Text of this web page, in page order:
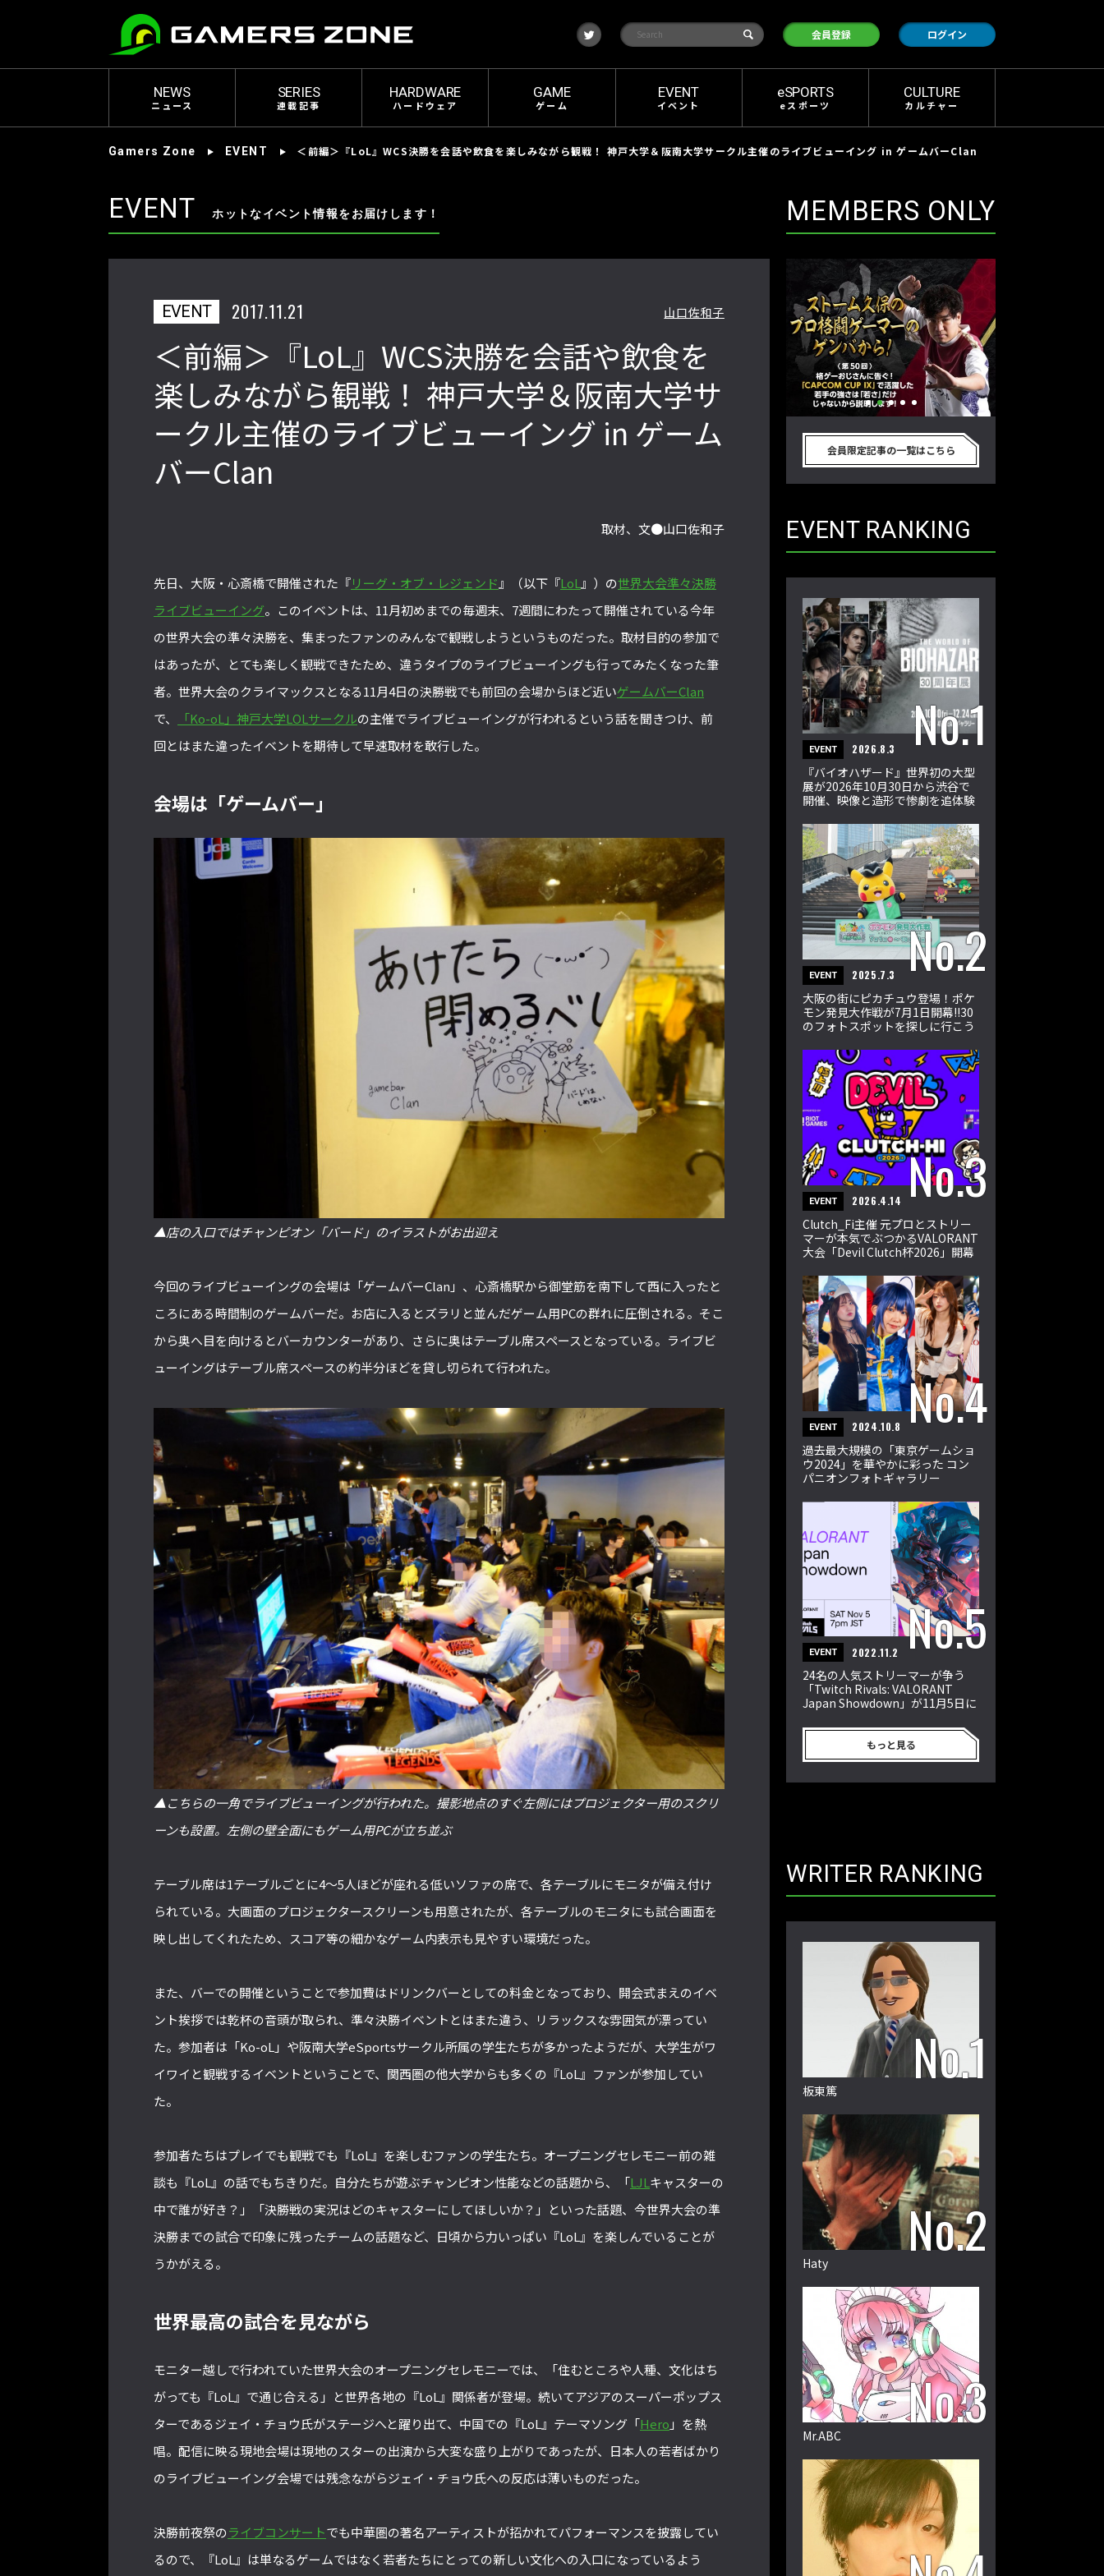
t
w
i
t
検
会員登録 ログイン
NEWS
ニュース
SERIES
連載記事
HARDWARE
ハードウェア
GAME
ゲーム
EVENT
イベント
eSPORTS
eスポーツ
CULTURE
カルチャー
Gamers Zone EVENT ＜前編＞『LoL』WCS決勝を会話や飲食を楽しみながら観戦！ 神戸大学＆阪南大学サークル主催のライブビューイング in ゲームバーClan
EVENT ホットなイベント情報をお届けします！
EVENT 2017.11.21 山口佐和子
＜前編＞『LoL』WCS決勝を会話や飲食を
楽しみながら観戦！ 神戸大学＆阪南大学サ
ークル主催のライブビューイング in ゲーム
バーClan
取材、文●山口佐和子
先日、大阪・心斎橋で開催された『リーグ・オブ・レジェンド 』（以下『LoL 』）の世界大会準々決勝
ライブビューイング。このイベントは、11月初めまでの毎週末、7週間にわたって開催されている今年
の世界大会の準々決勝を、集まったファンのみんなで観戦しようというものだった。取材目的の参加で
はあったが、とても楽しく観戦できたため、違うタイプのライブビューイングも行ってみたくなった筆
者。世界大会のクライマックスとなる11月4日の決勝戦でも前回の会場からほど近いゲームバーClan
で、
「Ko-oL」神戸大学LOLサークルの主催でライブビューイングが行われるという話を聞きつけ、前
回とはまた違ったイベントを期待して早速取材を敢行した。
会場は「ゲームバー」
▲店の入口ではチャンピオン「バード」のイラストがお出迎え
今回のライブビューイングの会場は「ゲームバーClan」、心斎橋駅から御堂筋を南下して西に入ったと
ころにある時間制のゲームバーだ。お店に入るとズラリと並んだゲーム用PCの群れに圧倒される。そこ
から奥へ目を向けるとバーカウンターがあり、さらに奥はテーブル席スペースとなっている。ライブビ
ューイングはテーブル席スペースの約半分ほどを貸し切られて行われた。
▲こちらの一角でライブビューイングが行われた。撮影地点のすぐ左側にはプロジェクター用のスクリ
ーンも設置。左側の壁全面にもゲーム用PCが立ち並ぶ
テーブル席は1テーブルごとに4～5人ほどが座れる低いソファの席で、各テーブルにモニタが備え付け
られている。大画面のプロジェクタースクリーンも用意されたが、各テーブルのモニタにも試合画面を
映し出してくれたため、スコア等の細かなゲーム内表示も見やすい環境だった。
また、バーでの開催ということで参加費はドリンクバーとしての料金となっており、開会式まえのイベ
ント挨拶では乾杯の音頭が取られ、準々決勝イベントとはまた違う、リラックスな雰囲気が漂ってい
た。参加者は「Ko-oL」や阪南大学eSportsサークル所属の学生たちが多かったようだが、大学生がワ
イワイと観戦するイベントということで、関西圏の他大学からも多くの『LoL』ファンが参加してい
た。
参加者たちはプレイでも観戦でも『LoL』を楽しむファンの学生たち。オープニングセレモニー前の雑
談も『LoL』の話でもちきりだ。自分たちが遊ぶチャンピオン性能などの話題から、「LJL キャスターの
中で誰が好き？」「決勝戦の実況はどのキャスターにしてほしいか？」といった話題、今世界大会の準
決勝までの試合で印象に残ったチームの話題など、日頃から力いっぱい『LoL』を楽しんでいることが
うかがえる。
世界最高の試合を見ながら
モニター越しで行われていた世界大会のオープニングセレモニーでは、「住むところや人種、文化はち
がっても『LoL』で通じ合える」と世界各地の『LoL』関係者が登場。続いてアジアのスーパーポップス
ターであるジェイ・チョウ氏がステージへと躍り出て、中国での『LoL』テーマソング「Hero 」を熱
唱。配信に映る現地会場は現地のスターの出演から大変な盛り上がりであったが、日本人の若者ばかり
のライブビューイング会場では残念ながらジェイ・チョウ氏への反応は薄いものだった。
決勝前夜祭のライブコンサートでも中華圏の著名アーティストが招かれてパフォーマンスを披露してい
るので、『LoL』は単なるゲームではなく若者たちにとっての新しい文化への入口になっているよう
MEMBERS ONLY
2022年最後の懺悔！ 「ストリートフ
ァイターリーグ 2022」最終節を終え
て吐露したいこと【ストーム久保のプ
「ストリートファイターリーグ
2022」前半戦の反省文を見てほし
『ストV』PS4版とPC版は別のゲーム
性！ 大会での向き合い方を真剣に考
CUP IX」で活躍した若手の強さは
「若さ」だけじゃないから説明しま
格ゲーおじさんに告ぐ！「CAPCOM
CUP IX」で活躍した若手の強さは
す！【ストーム久保のプロ格闘ゲーマ
ーのゲンバから！ 第50回】
会員限定記事の一覧はこちら
EVENT RANKING
EVENT 2026.8.3
『バイオハザード』世界初の大型
展が2026年10月30日から渋谷で
開催、映像と造形で惨劇を追体験
EVENT 2025.7.3
大阪の街にピカチュウ登場！ポケ
モン発見大作戦が7月1日開幕!!30
のフォトスポットを探しに行こう
EVENT 2026.4.14
Clutch_Fi主催 元プロとストリー
マーが本気でぶつかるVALORANT
大会「Devil Clutch杯2026」開幕
EVENT 2024.10.8
過去最大規模の「東京ゲームショ
ウ2024」を華やかに彩った コン
パニオンフォトギャラリー
EVENT 2022.11.2
24名の人気ストリーマーが争う
「Twitch Rivals: VALORANT
Japan Showdown」が11月5日に
もっと見る
WRITER RANKING
板東篤
Haty
Mr.ABC